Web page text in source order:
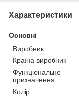
Характеристики
Основні
Виробник
Країна виробник
Функціональне
призначення
Колір